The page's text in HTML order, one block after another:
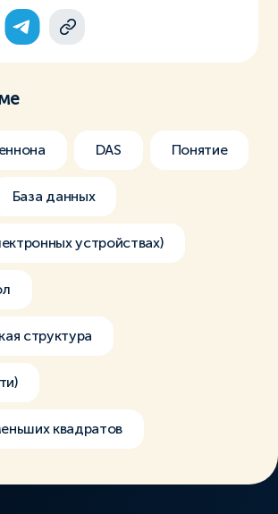
DAS Понятие
База данных
устройствах)
структура
квадратов